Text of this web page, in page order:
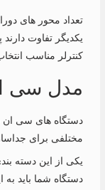
تعداد محور های
یکدیگر تفاوت
کنترلر مناسب
مدل سی
دستگاه های سی ان
مختلفی برای
یکی از این دسته
دستگاه شما باید به